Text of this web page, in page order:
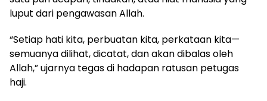
luput dari pengawasan Allah.
“Setiap hati kita, perbuatan kita, perkataan kita—
semuanya dilihat, dicatat, dan akan dibalas oleh
Allah,” ujarnya tegas di hadapan ratusan petugas
haji.